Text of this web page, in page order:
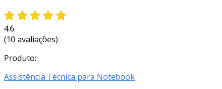
4.6
(10 avaliações)
Produto:
Assistência Técnica para Notebook